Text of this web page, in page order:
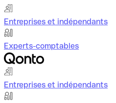
Entreprises et indépendants
Experts-comptables
Entreprises et indépendants